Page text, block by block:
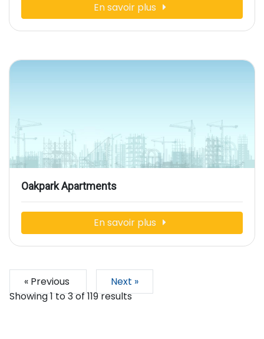
En savoir plus
Oakpark Apartments
En savoir plus
« Previous
Next »
Showing1to3of119results